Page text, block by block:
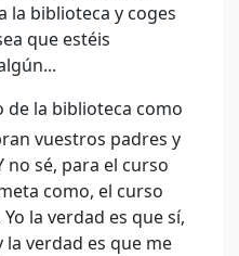
la biblioteca y coges
que estéis
de la biblioteca como
vuestros padres y
no sé, para el curso
como, el curso
la verdad es que sí,
verdad es que me